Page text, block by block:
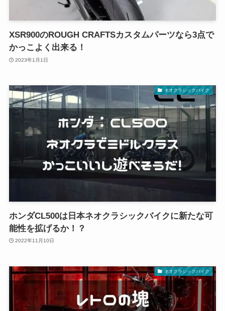
XSR900のROUGH CRAFTSカスタムパーツなら3点で
かっこよく出来る！
2023年1月1日
ネオクラシックバイク
ホンダCL500は日本ネオクラシックバイクに新たな可
能性を拡げるか！？
2022年11月10日
ネオクラシックバイク